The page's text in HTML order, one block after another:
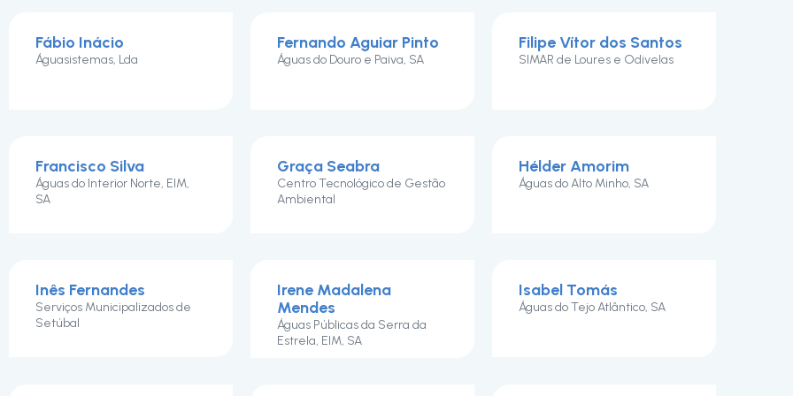
Fábio Inácio
Águasistemas, Lda
Fernando Aguiar Pinto
Águas do Douro e Paiva, SA
Filipe Vítor dos Santos
SIMAR de Loures e Odivelas
Francisco Silva
Águas do Interior Norte, EIM,
SA
Graça Seabra
Centro Tecnológico de Gestão
Ambiental
Hélder Amorim
Águas do Alto Minho, SA
Inês Fernandes
Serviços Municipalizados de
Setúbal
Irene Madalena
Mendes
Águas Públicas da Serra da
Estrela, EIM, SA
Isabel Tomás
Águas do Tejo Atlântico, SA